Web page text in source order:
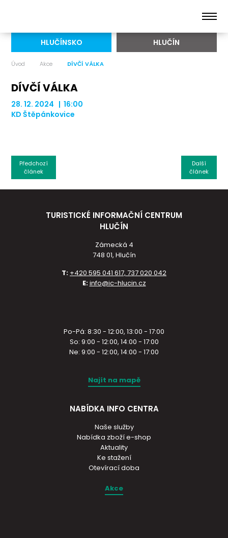
HLUČÍNSKO HLUČÍN
Úvod Akce DÍVČÍ VÁLKA
DÍVČÍ VÁLKA
28. 12. 2024 | 16:00
KD Štěpánkovice
Další
článek
Předchozí
článek
TURISTICKÉ INFORMAČNÍ CENTRUM
HLUČÍN
Zámecká 4
748 01, Hlučín
T: +420 595 041 617, 737 020 042
E:info@ic-hlucin.cz
Po-Pá: 8:30 - 12:00, 13:00 - 17:00
So: 9:00 - 12:00, 14:00 - 17:00
Ne: 9:00 - 12:00, 14:00 - 17:00
Najít na mapě
NABÍDKA INFO CENTRA
Naše služby
Nabídka zboží e-shop
Aktuality
Ke stažení
Otevírací doba
Akce